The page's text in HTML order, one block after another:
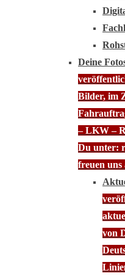
Deine
Bilder, im
– LKW –
Du unter:
freuen
von